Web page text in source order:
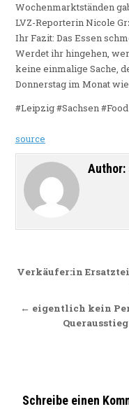
Wochenmarktständen
LVZ-Reporterin Nicole
Ihr Fazit: Das Essen
Werdet ihr hingehen,
keine einmalige Sache,
Donnerstag im Monat
#Leipzig #Sachsen
source
Author:
Verkäufer:in
← eigentlich kein
Schreibe einen